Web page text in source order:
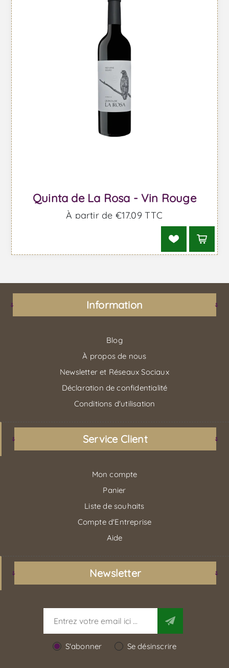
Quinta de La Rosa - Vin Rouge
À partir de €17,09 TTC
Information
Blog
À propos de nous
Newsletter et Réseaux Sociaux
Déclaration de confidentialité
Conditions d'utilisation
Service Client
Mon compte
Panier
Liste de souhaits
Compte d'Entreprise
Aide
Newsletter
S'abonner Se désinscrire